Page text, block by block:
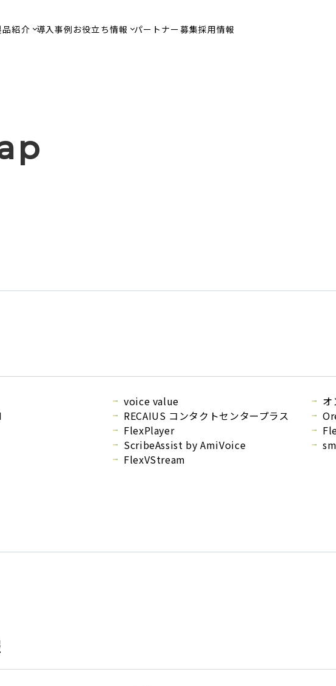
品紹介 導入事例 お役立ち情報 パートナー募集採用情報
voice value
オ
RECAIUS コンタクトセンタープラス
FlexPlayer
ScribeAssist by AmiVoice
FlexVStream